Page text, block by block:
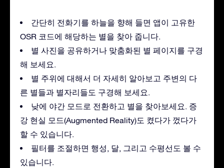
간단히 전화기를 하늘을 향해 들면 앱이 고유한
OSR 코드에 해당하는 별을 찾아 줍니다.
별 사진을 공유하거나 맞춤화된 별 페이지를 구경
해 보세요.
별 주위에 대해서 더 자세히 알아보고 주변의 다
른 별들과 별자리들도 구경해 보세요.
낮에 야간 모드로 전환하고 별을 찾아보세요. 증
강 현실 모드(Augmented Reality)도 켰다가 껐다가
할 수 있습니다.
필터를 조절하면 행성, 달, 그리고 수평선도 볼 수
있습니다.